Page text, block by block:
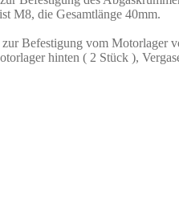
M8, die Gesamtlänge 40mm.
Befestigung vom Motorlager
hinten ( 2 Stück ),